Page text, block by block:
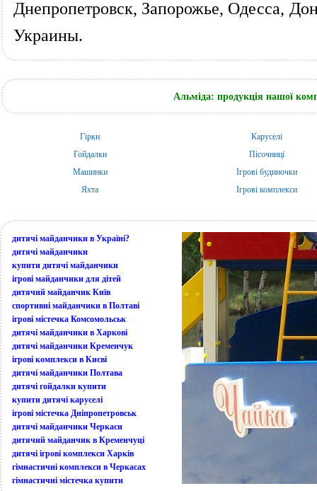
Днепропетровск, Запорожье, Одесса,
Украины.
Альміда: продукція нашої
Гірки
Гойдалки
Машинки
Яхта
Каруселі
Пісочниці
Ігрові будиночки
Ігрові комплекси
дитячі майданчики в Україні?
дитячі майданчики
купити дитячі майданчики
ігрові майданчики для дітей
дитячий майданчик Київ
спортивні майданчики в Полтаві
ігрові містечка Комсомольськ
дитячі майданчики в Харкові
дитячі майданчики Кременчук
ігрові комплекси в Києві
дитячі майданчики Полтава
дитячі гойдалки купити
купити дитячі каруселі
ігрові містечка Дніпропетровськ
дитячі майданчики Черкаси
дитячий майданчик в Кременчуці
дитячі ігрові комплекси Харків
гімнастичні комплекси в Черкасах
гімнастичні містечка купити